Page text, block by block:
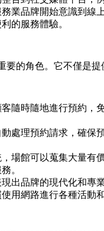
業品牌開始意識到線
的服務體驗。
要的角色。它不僅是
隨時隨地進行預約，
處理預約請求，確保
場館可以蒐集大量有
。
出品牌的現代化和專
用網路進行各種活動